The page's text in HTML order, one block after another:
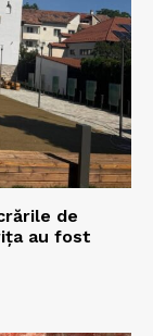
de
au fost